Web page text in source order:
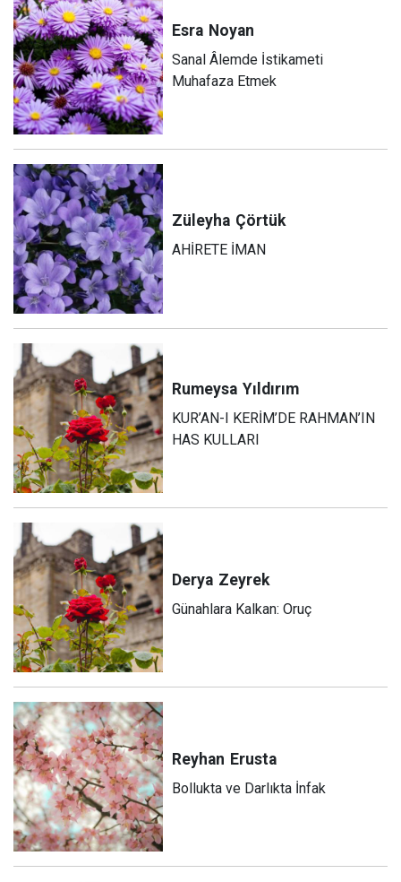
Esra Noyan
Sanal Âlemde İstikameti
Muhafaza Etmek
Züleyha Çörtük
AHİRETE İMAN
Rumeysa Yıldırım
KUR’AN-I KERİM’DE RAHMAN’IN
HAS KULLARI
Derya Zeyrek
Günahlara Kalkan: Oruç
Reyhan Erusta
Bollukta ve Darlıkta İnfak